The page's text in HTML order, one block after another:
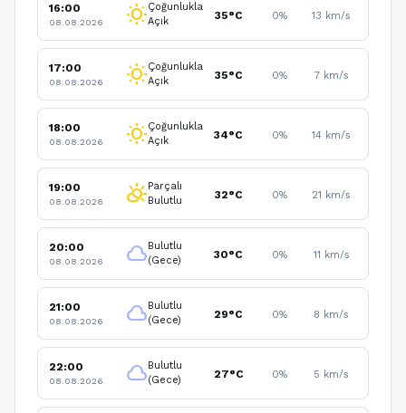
16:00
08.08.2026 wb_sunnyÇoğunlukla
Açık
35°C 0% 13 km/s
17:00
08.08.2026 wb_sunnyÇoğunlukla
Açık
35°C 0% 7 km/s
18:00
08.08.2026 wb_sunnyÇoğunlukla
Açık
34°C 0% 14 km/s
19:00
08.08.2026 partly_cloudy_dayParçalı
Bulutlu
32°C 0% 21 km/s
20:00
08.08.2026 cloudBulutlu
(Gece)
30°C 0% 11 km/s
21:00
08.08.2026 cloudBulutlu
(Gece)
29°C 0% 8 km/s
22:00
08.08.2026 cloudBulutlu
(Gece)
27°C 0% 5 km/s